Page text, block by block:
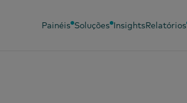
Painéis Soluções InsightsRelatórios